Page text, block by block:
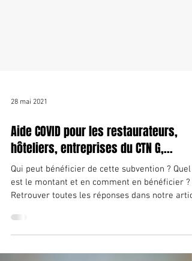
28 mai 2021
Aide COVID pour les restaurateurs,
hôteliers, entreprises du CTN G,...
Qui peut bénéficier de cette subvention ? Quel
Retrouver toutes les réponses dans notre